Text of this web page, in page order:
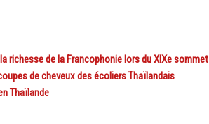
richesse de la Francophonie lors du XIXe sommet
de cheveux des écoliers Thaïlandais
Thaïlande